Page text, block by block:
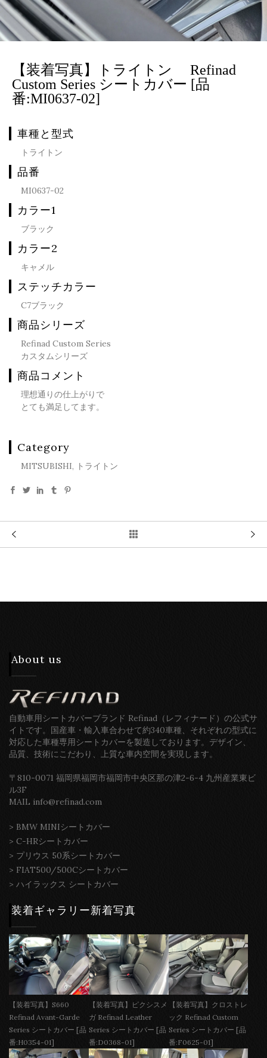
【装着写真】トライトン Refinad
Custom Series シートカバー [品
番:MI0637-02]
車種と型式
トライトン
品番
MI0637-02
カラー1
ブラック
カラー2
キャメル
ステッチカラー
C7ブラック
商品シリーズ
Refinad Custom Series
カスタムシリーズ
商品コメント
理想通りの仕上がりで
とても満足してます。
Category
MITSUBISHI, トライトン
About us
自動車用シートカバーブランド Refinad（レフィナード）の公式サ
イトです。国産車・輸入車合わせて約340車種、それぞれの型式に
対応した車種専用シートカバーを製造しております。デザイン、
品質、技術にこだわり、上質な車内空間を実現します。
〒810-0071 福岡県福岡市福岡市中央区那の津2-6-4 九州産業東ビ
ル3F
MAIL info@refinad.com
> BMW MINIシートカバー
> C-HRシートカバー
> プリウス 50系シートカバー
> FIAT500/500Cシートカバー
> ハイラックス シートカバー
装着ギャラリー新着写真
【装着写真】S660
Refinad Avant-Garde
Series シートカバー [品
番:H0354-01]
【装着写真】ピクシスメ
ガ Refinad Leather
Series シートカバー [品
番:D0368-01]
【装着写真】クロストレ
ック Refinad Custom
Series シートカバー [品
番:F0625-01]